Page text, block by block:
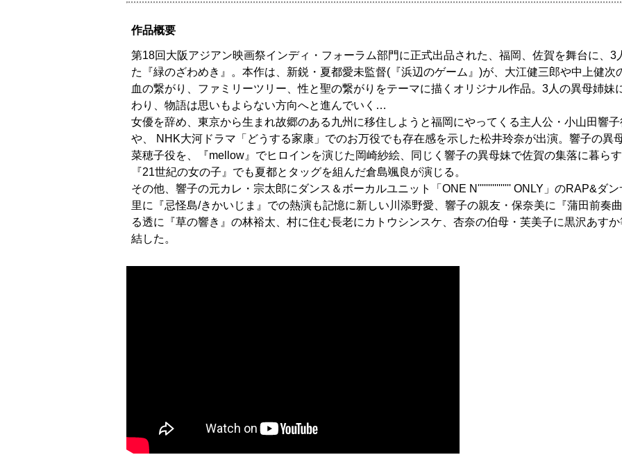
作品概要
第18回大阪アジアン映画祭インディ・フォーラム部門に正式出品された、福岡、佐賀を舞台に、
た『緑のざわめき』。本作は、新鋭・夏都愛未監督(『浜辺のゲーム』)が、大江健三郎や中上健
血の繋がり、ファミリーツリー、性と聖の繋がりをテーマに描くオリジナル作品。3人の異母姉妹
わり、物語は思いもよらない方向へと進んでいく…
女優を辞め、東京から生まれ故郷のある九州に移住しようと福岡にやってくる主人公・小山田響
や、 NHK大河ドラマ「どうする家康」でのお万役でも存在感を示した松井玲奈が出演。響子の異
菜穂子役を、『mellow』でヒロインを演じた岡崎紗絵、同じく響子の異母妹で佐賀の集落に暮ら
『21世紀の女の子』でも夏都とタッグを組んだ倉島颯良が演じる。
その他、響子の元カレ・宗太郎にダンス＆ボーカルユニット「ONE N'''''''''''''''' ONLY」のRAP&ダ
里に『忌怪島/きかいじま』での熱演も記憶に新しい川添野愛、響子の親友・保奈美に『蒲田前奏
る透に『草の響き』の林裕太、村に住む長老にカトウシンスケ、杏奈の伯母・芙美子に黒沢あす
結した。